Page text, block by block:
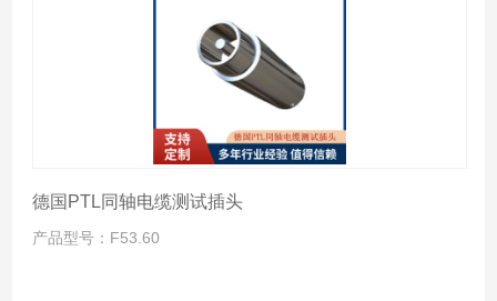
德国PTL同轴电缆测试插头
产品型号：F53.60